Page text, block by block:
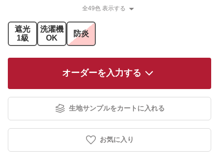
全49色 表示する
遮光
1級
洗濯機
OK
防炎
オーダーを入力する
生地サンプルをカートに入れる
お気に入り